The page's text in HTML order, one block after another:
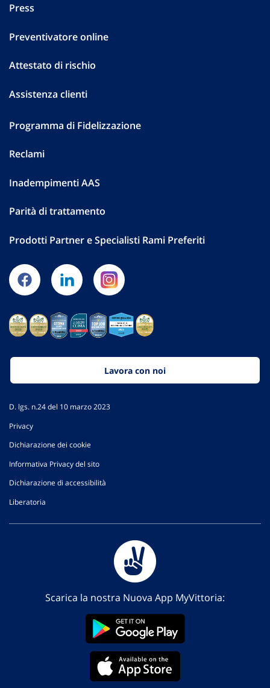
Press
Preventivatore online
Attestato di rischio
Assistenza clienti
Programma di Fidelizzazione
Reclami
Inadempimenti AAS
Parità di trattamento
Prodotti Partner e Specialisti Rami Preferiti
Lavora con noi
D. lgs. n.24 del 10 marzo 2023
Privacy
Dichiarazione dei cookie
Informativa Privacy del sito
Dichiarazione di accessibilità
Liberatoria
Scarica la nostra Nuova App MyVittoria: